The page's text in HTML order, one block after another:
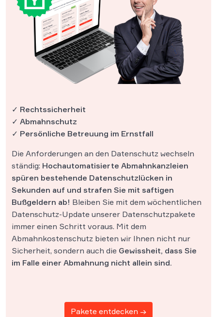
✓ Rechtssicherheit
✓ Abmahnschutz
✓ Persönliche Betreuung im Ernstfall
Die Anforderungen an den Datenschutz wechseln
ständig: Hochautomatisierte Abmahnkanzleien
spüren bestehende Datenschutzlücken in
Sekunden auf und strafen Sie mit saftigen
Bußgeldern ab! Bleiben Sie mit dem wöchentlichen
Datenschutz-Update unserer Datenschutzpakete
immer einen Schritt voraus. Mit dem
Abmahnkostenschutz bieten wir Ihnen nicht nur
Sicherheit, sondern auch die Gewissheit, dass Sie
im Falle einer Abmahnung nicht allein sind.
Pakete entdecken →